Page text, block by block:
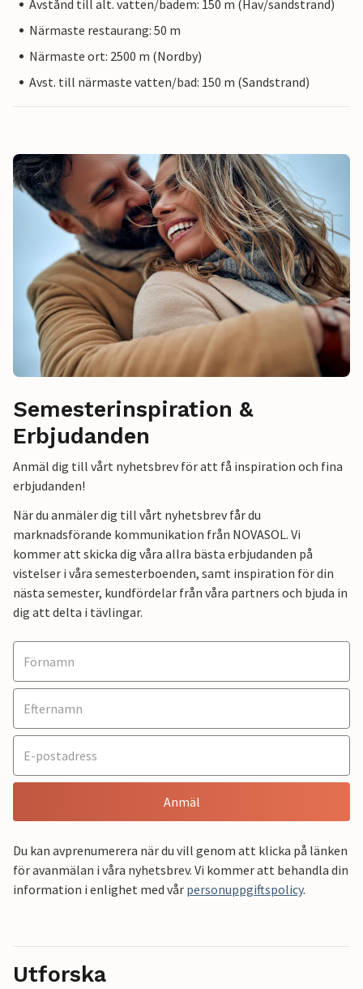
Avstånd till alt. vatten/badem: 150 m (Hav/sandstrand)
Närmaste restaurang: 50 m
Närmaste ort: 2500 m (Nordby)
Avst. till närmaste vatten/bad: 150 m (Sandstrand)
Semesterinspiration &
Erbjudanden
Anmäl dig till vårt nyhetsbrev för att få inspiration och fina
erbjudanden!
När du anmäler dig till vårt nyhetsbrev får du
marknadsförande kommunikation från NOVASOL. Vi
kommer att skicka dig våra allra bästa erbjudanden på
vistelser i våra semesterboenden, samt inspiration för din
nästa semester, kundfördelar från våra partners och bjuda in
dig att delta i tävlingar.
Anmäl
Du kan avprenumerera när du vill genom att klicka på länken
för avanmälan i våra nyhetsbrev. Vi kommer att behandla din
information i enlighet med vår personuppgiftspolicy.
Utforska